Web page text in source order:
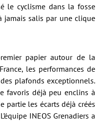
le cyclisme dans la fosse
jamais salis par une clique
papier autour de la
les performances de
plafonds exceptionnels.
favoris déjà peu enclins à
partie les écarts déjà créés
INEOS Grenadiers a